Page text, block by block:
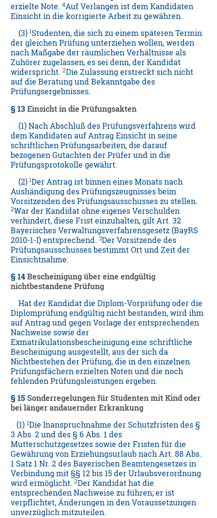
erzielte Note.4Auf Verlangen ist dem Kandidaten
Einsicht in die korrigierte Arbeit zu gewähren.
(3) 1Studenten, die sich zu einem späteren Termin
der gleichen Prüfung unterziehen wollen, werden
nach Maßgabe der räumlichen Verhältnisse als
Zuhörer zugelassen, es sei denn, der Kandidat
widerspricht.2Die Zulassung erstreckt sich nicht
auf die Beratung und Bekanntgabe des
Prüfungsergebnisses.
§ 13 Einsicht in die Prüfungsakten
(1) Nach Abschluß des Prüfungsverfahrens wird
dem Kandidaten auf Antrag Einsicht in seine
schriftlichen Prüfungsarbeiten, die darauf
bezogenen Gutachten der Prüfer und in die
Prüfungsprotokolle gewährt.
(2) 1Der Antrag ist binnen eines Monats nach
Aushändigung des Prüfungszeugnisses beim
Vorsitzenden des Prüfungsausschusses zu stellen.
2War der Kandidat ohne eigenes Verschulden
verhindert, diese Frist einzuhalten, gilt Art. 32
Bayerisches Verwaltungsverfahrensgesetz (BayRS
2010-1-I) entsprechend.3Der Vorsitzende des
Prüfungsausschusses bestimmt Ort und Zeit der
Einsichtnahme.
§ 14 Bescheinigung über eine endgültig
nichtbestandene Prüfung
Hat der Kandidat die Diplom-Vorprüfung oder die
Diplomprüfung endgültig nicht bestanden, wird ihm
auf Antrag und gegen Vorlage der entsprechenden
Nachweise sowie der
Exmatrikulationsbescheinigung eine schriftliche
Bescheinigung ausgestellt, aus der sich da
Nichtbestehen der Prüfung, die in den einzelnen
Prüfungsfächern erzielten Noten und die noch
fehlenden Prüfungsleistungen ergeben.
§ 15 Sonderregelungen für Studenten mit Kind oder
bei länger andauernder Erkrankung
(1)1Die Inanspruchnahme der Schutzfristen des §
3 Abs. 2 und des § 6 Abs. 1 des
Mutterschutzgesetzes sowie der Fristen für die
Gewährung von Erziehungsurlaub nach Art. 88 Abs.
1 Satz 1 Nr. 2 des Bayerischen Beamtengesetzes in
Verbindung mit §§ 12 bis 15 der Urlaubsverordnung
wird ermöglicht.2Der Kandidat hat die
entsprechenden Nachweise zu führen; er ist
verpflichtet, Änderungen in den Voraussetzungen
unverzüglich mitzuteilen.